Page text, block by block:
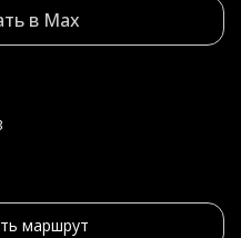
в Max
маршрут